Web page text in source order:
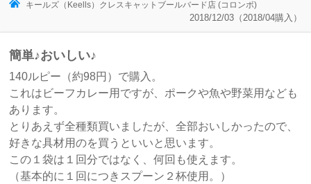
キールズ（Keells）クレスキャットブールバード店 (コロンボ)
2018/12/03（2018/04購入）
簡単♪おいしい♪
140ルピー（約98円）で購入。
これはビーフカレー用ですが、ポークや魚や野菜用なども
あります。
とりあえず全種類買いましたが、全部おいしかったので、
好きな具材用のを買うといいと思います。
この１袋は１回分ではなく、何回も使えます。
（基本的に１回につきスプーン２杯使用。）